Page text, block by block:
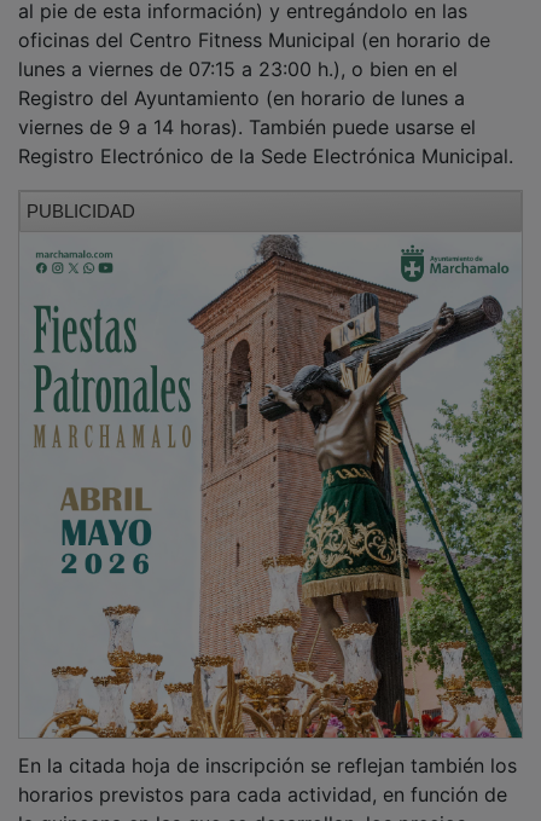
oficinas del Centro Fitness Municipal (en horario de
lunes a viernes de 07:15 a 23:00 h.), o bien en el
Registro del Ayuntamiento (en horario de lunes a
viernes de 9 a 14 horas). También puede usarse el
Registro Electrónico de la Sede Electrónica Municipal.
horarios previstos para cada actividad, en función de
la quincena en las que se desarrollan, los precios